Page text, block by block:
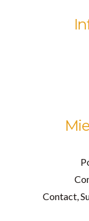
Contact,